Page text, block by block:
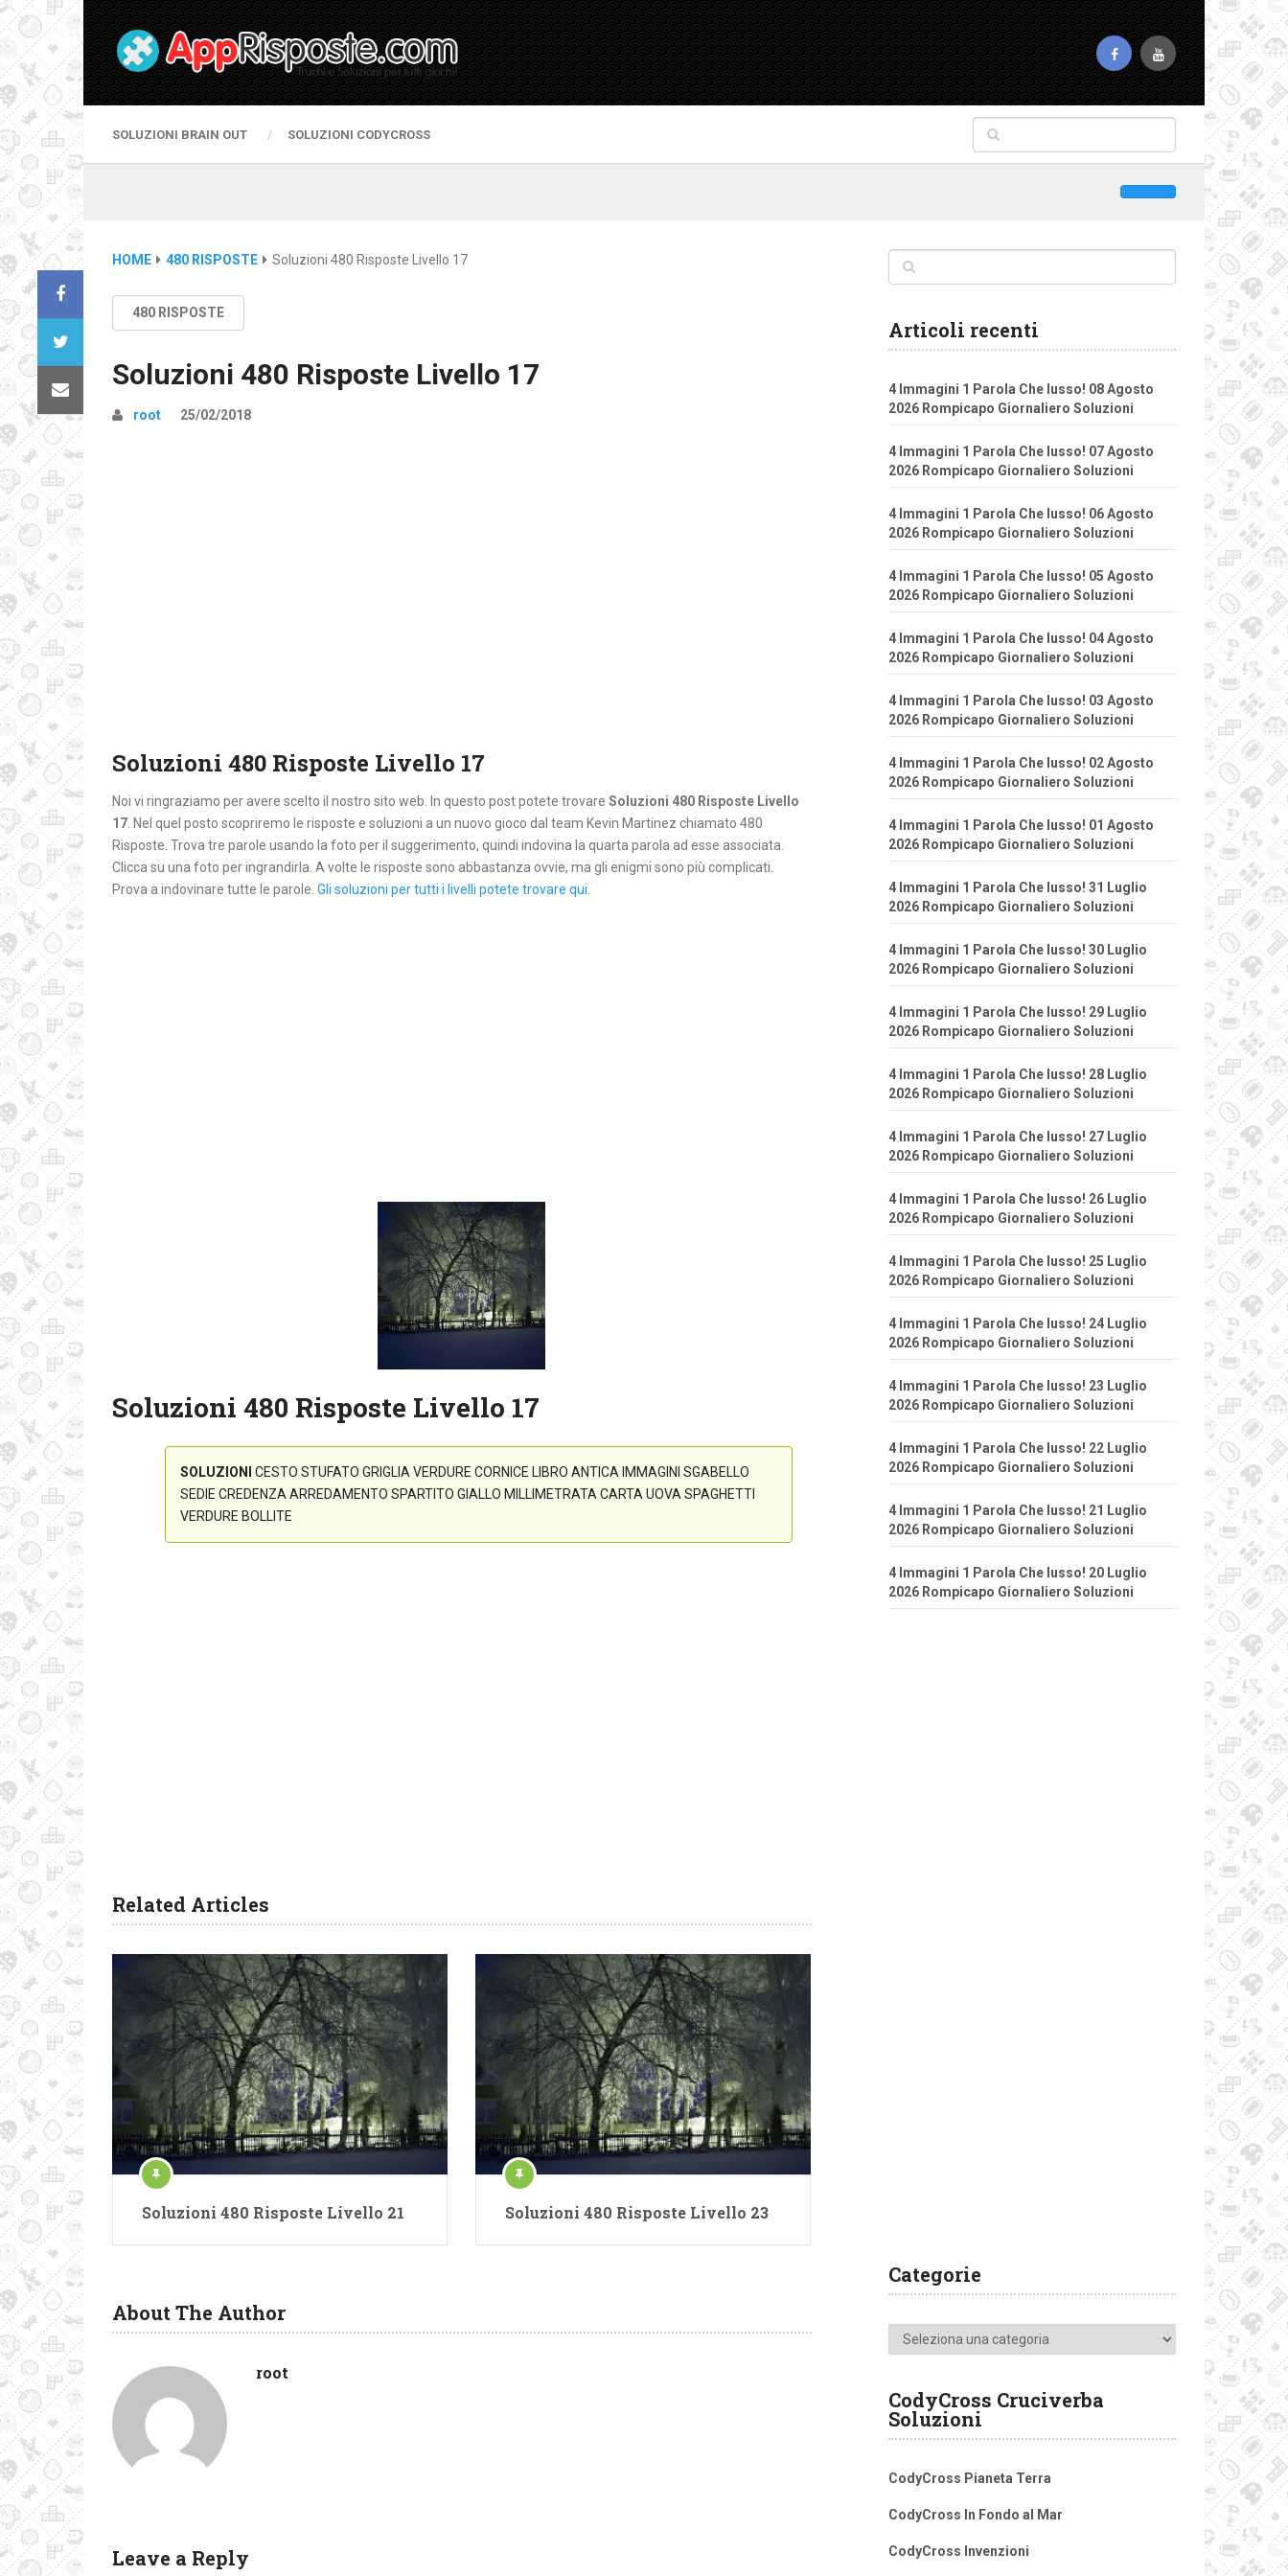
SOLUZIONI BRAIN OUT SOLUZIONI CODYCROSS
HOME 480 RISPOSTE Soluzioni 480 Risposte Livello 17
480 RISPOSTE
Soluzioni 480 Risposte Livello 17
root 25/02/2018
Soluzioni 480 Risposte Livello 17
Noi vi ringraziamo per avere scelto il nostro sito web. In questo post potete trovare Soluzioni 480 Risposte Livello
17 . Nel quel posto scopriremo le risposte e soluzioni a un nuovo gioco dal team Kevin Martinez chiamato 480
Risposte. Trova tre parole usando la foto per il suggerimento, quindi indovina la quarta parola ad esse associata.
Clicca su una foto per ingrandirla. A volte le risposte sono abbastanza ovvie, ma gli enigmi sono più complicati.
Prova a indovinare tutte le parole. Gli soluzioni per tutti i livelli potete trovare qui
Soluzioni 480 Risposte Livello 17
SOLUZIONI
CESTO STUFATO GRIGLIA VERDURE CORNICE LIBRO ANTICA IMMAGINI SGABELLO
SEDIE CREDENZA ARREDAMENTO SPARTITO GIALLO MILLIMETRATA CARTA UOVA SPAGHETTI
VERDURE BOLLITE
Related Articles
Soluzioni 480 Risposte Livello 21 Soluzioni 480 Risposte Livello 23
About The Author
root
Leave a Reply
Articoli recenti
4 Immagini 1 Parola Che lusso! 08 Agosto
2026 Rompicapo Giornaliero Soluzioni
4 Immagini 1 Parola Che lusso! 07 Agosto
2026 Rompicapo Giornaliero Soluzioni
4 Immagini 1 Parola Che lusso! 06 Agosto
2026 Rompicapo Giornaliero Soluzioni
4 Immagini 1 Parola Che lusso! 05 Agosto
2026 Rompicapo Giornaliero Soluzioni
4 Immagini 1 Parola Che lusso! 04 Agosto
2026 Rompicapo Giornaliero Soluzioni
4 Immagini 1 Parola Che lusso! 03 Agosto
2026 Rompicapo Giornaliero Soluzioni
4 Immagini 1 Parola Che lusso! 02 Agosto
2026 Rompicapo Giornaliero Soluzioni
4 Immagini 1 Parola Che lusso! 01 Agosto
2026 Rompicapo Giornaliero Soluzioni
4 Immagini 1 Parola Che lusso! 31 Luglio
2026 Rompicapo Giornaliero Soluzioni
4 Immagini 1 Parola Che lusso! 30 Luglio
2026 Rompicapo Giornaliero Soluzioni
4 Immagini 1 Parola Che lusso! 29 Luglio
2026 Rompicapo Giornaliero Soluzioni
4 Immagini 1 Parola Che lusso! 28 Luglio
2026 Rompicapo Giornaliero Soluzioni
4 Immagini 1 Parola Che lusso! 27 Luglio
2026 Rompicapo Giornaliero Soluzioni
4 Immagini 1 Parola Che lusso! 26 Luglio
2026 Rompicapo Giornaliero Soluzioni
4 Immagini 1 Parola Che lusso! 25 Luglio
2026 Rompicapo Giornaliero Soluzioni
4 Immagini 1 Parola Che lusso! 24 Luglio
2026 Rompicapo Giornaliero Soluzioni
4 Immagini 1 Parola Che lusso! 23 Luglio
2026 Rompicapo Giornaliero Soluzioni
4 Immagini 1 Parola Che lusso! 22 Luglio
2026 Rompicapo Giornaliero Soluzioni
4 Immagini 1 Parola Che lusso! 21 Luglio
2026 Rompicapo Giornaliero Soluzioni
4 Immagini 1 Parola Che lusso! 20 Luglio
2026 Rompicapo Giornaliero Soluzioni
Categorie
Categorie
CodyCross Cruciverba
Soluzioni
CodyCross Pianeta Terra
CodyCross In Fondo al Mar
CodyCross Invenzioni